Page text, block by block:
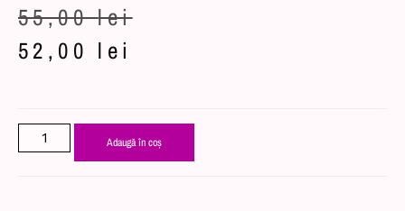
55,00lei
52,00 lei
Adaugă în coș